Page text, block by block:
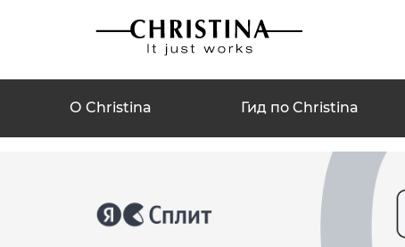
О Christina Гид по Christina